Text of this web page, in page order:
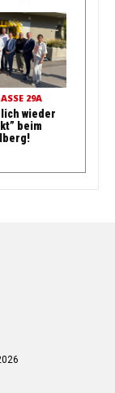
29A
wieder
beim